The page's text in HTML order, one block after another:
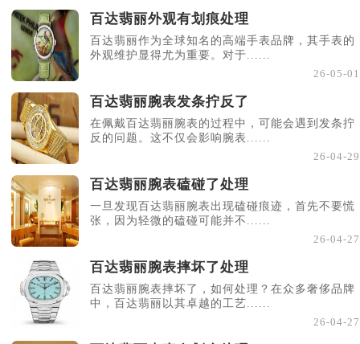
百达翡丽外观有划痕处理
百达翡丽作为全球知名的高端手表品牌，其手表的
外观维护显得尤为重要。对于......
26-05-01
百达翡丽腕表发条拧反了
在佩戴百达翡丽腕表的过程中，可能会遇到发条拧
反的问题。这不仅会影响腕表......
26-04-29
百达翡丽腕表磕碰了处理
一旦发现百达翡丽腕表出现磕碰痕迹，首先不要慌
张，因为轻微的磕碰可能并不......
26-04-27
百达翡丽腕表摔坏了处理
百达翡丽腕表摔坏了，如何处理？在众多奢侈品牌
中，百达翡丽以其卓越的工艺......
26-04-27